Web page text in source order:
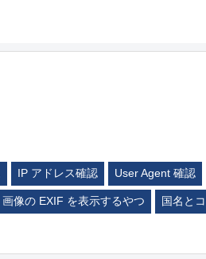
IP アドレス確認 User Agent 確認
画像の EXIF を表示するやつ 国名と